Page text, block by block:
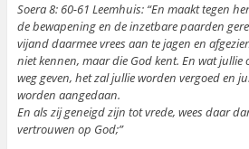
Soera 8: 60-61 Leemhuis: “En maakt tegen
de bewapening en de inzetbare paarden
vijand daarmee vrees aan te jagen en
niet kennen, maar die God kent. En wat jullie
weg geven, het zal jullie worden vergoed en
worden aangedaan.
En als zij geneigd zijn tot vrede, wees daar
vertrouwen op God;”